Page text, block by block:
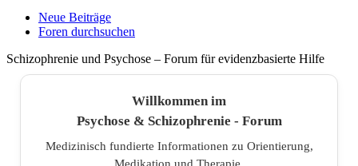
Neue Beiträge
Foren durchsuchen
Schizophrenie und Psychose – Forum für evidenzbasierte Hilfe
Willkommen im
Psychose & Schizophrenie - Forum
Medizinisch fundierte Informationen zu Orientierung,
Medikation und Therapie.